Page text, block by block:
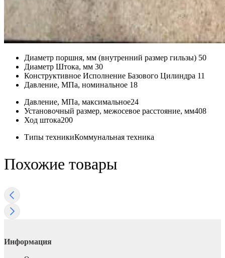
Диаметр поршня, мм (внутренний размер гильзы) 50
Диаметр Штока, мм 30
Конструктивное Исполнение Базового Цилиндра 11
Давление, МПа, номинальное 18
Давление, МПа, максимальное24
Установочный размер, межосевое раcстояние, мм408
Ход штока200
Типы техникиКоммунальная техника
Похожие товары
Информация